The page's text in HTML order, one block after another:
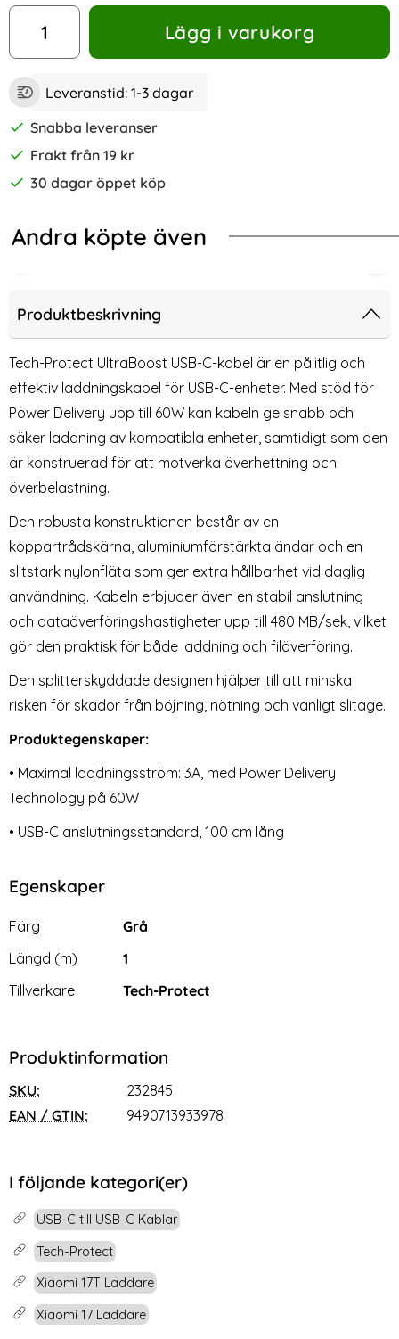
antal
Lägg i varukorg
Leveranstid: 1-3 dagar
Snabba leveranser
Frakt från 19 kr
30 dagar öppet köp
Andra köpte även
MagFlex Cobalt Violet
MagFlex Cosmic Orange
iPhone 17 Pro Max Skal MagSafe MagFlex Cosmic
140W USB 3.1 USB-C Hane till
USB-C Hona Adapter 8K
Art. nr 226056
rea pris
129 kr
Tillgänglighet:
Lagervara
Köp
3.1 USB-C Hane till USB-C Hona Adapter 8K 40Gbps Vit
140W USB 3.1 USB-C Hane till
Tech-Protect 100W/5A 2m
USB-C Kabel UltraBoost Evo
Art. nr 227975
rea pris
169 kr
Tillgänglighet:
Lagervara
Köp
Tech-Protect 100W/5A 2m USB-C
Tech-
Produktbeskrivning
Tech-Protect UltraBoost USB-C-kabel är en pålitlig och
effektiv laddningskabel för USB-C-enheter. Med stöd för
Power Delivery upp till 60W kan kabeln ge snabb och
säker laddning av kompatibla enheter, samtidigt som den
är konstruerad för att motverka överhettning och
överbelastning.
Den robusta konstruktionen består av en
koppartrådskärna, aluminiumförstärkta ändar och en
slitstark nylonfläta som ger extra hållbarhet vid daglig
användning. Kabeln erbjuder även en stabil anslutning
och dataöverföringshastigheter upp till 480 MB/sek, vilket
gör den praktisk för både laddning och filöverföring.
Den splitterskyddade designen hjälper till att minska
risken för skador från böjning, nötning och vanligt slitage.
Produktegenskaper:
• Maximal laddningsström: 3A, med Power Delivery
Technology på 60W
• USB-C anslutningsstandard, 100 cm lång
Egenskaper
Egenskaper/attribut för denna produkt
Attribut
Färg
Grå
Längd (m)
1
Tillverkare
Tech-Protect
Produktinformation
SKU:
232845
EAN / GTIN:
9490713933978
I följande kategori(er)
USB-C till USB-C Kablar
Tech-Protect
Xiaomi 17T Laddare
Xiaomi 17 Laddare